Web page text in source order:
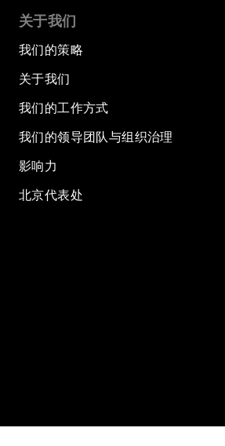
关于我们
我们的策略
关于我们
我们的工作方式
我们的领导团队与组织治理
影响力
北京代表处